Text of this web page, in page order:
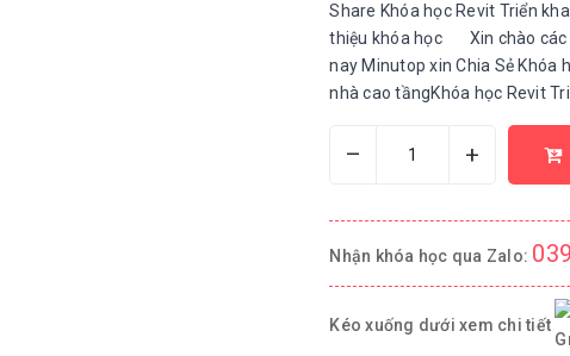
Share Khóa học Revit Triển
thiệu khóa học Xin chào các
nay Minutop xin Chia Sẻ Khóa
nhà cao tầngKhóa học Revit
– +
Nhận khóa học qua Zalo:
Kéo xuống dưới xem chi tiết